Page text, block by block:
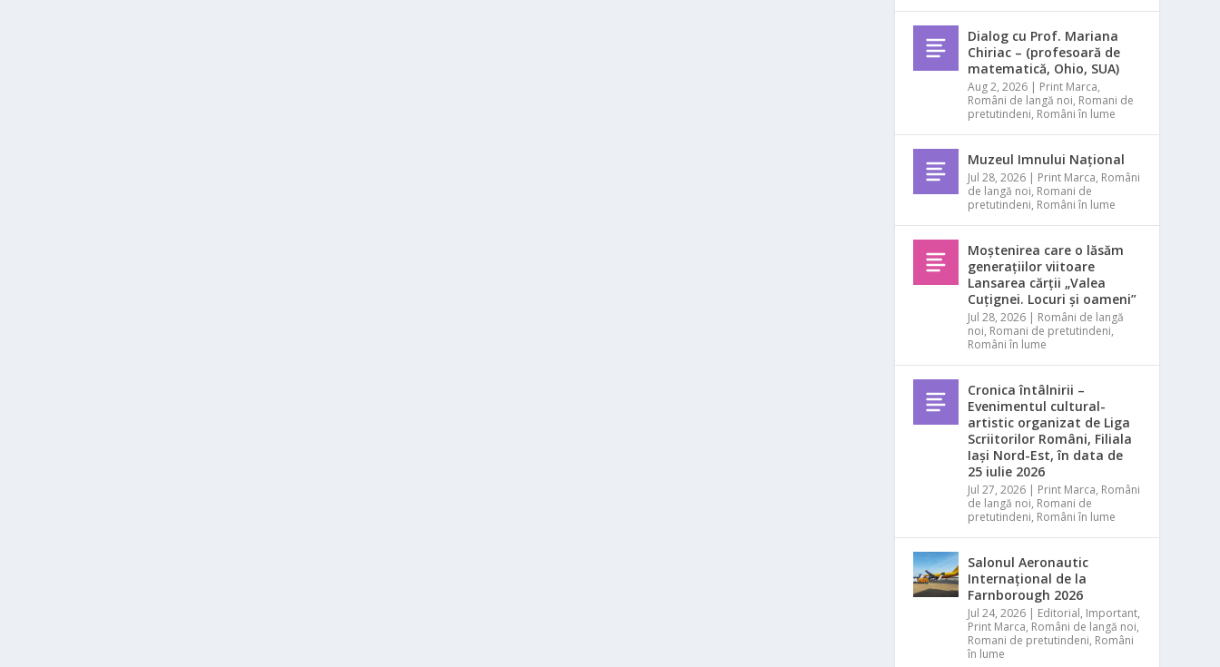
Dialog cu Prof. Mariana
Chiriac – (profesoară de
matematică, Ohio, SUA)
Aug 2, 2026 | Print Marca,
Români de langă noi, Romani de
pretutindeni, Români în lume
Muzeul Imnului Național
Jul 28, 2026 | Print Marca, Români
de langă noi, Romani de
pretutindeni, Români în lume
Moștenirea care o lăsăm
generațiilor viitoare
Lansarea cărții „Valea
Cuțignei. Locuri și oameni”
Jul 28, 2026 | Români de langă
noi, Romani de pretutindeni,
Români în lume
Cronica întâlnirii –
Evenimentul cultural-
artistic organizat de Liga
Scriitorilor Români, Filiala
Iași Nord-Est, în data de
25 iulie 2026
Jul 27, 2026 | Print Marca, Români
de langă noi, Romani de
pretutindeni, Români în lume
Salonul Aeronautic
Internațional de la
Farnborough 2026
Jul 24, 2026 | Editorial, Important,
Print Marca, Români de langă noi,
Romani de pretutindeni, Români
în lume